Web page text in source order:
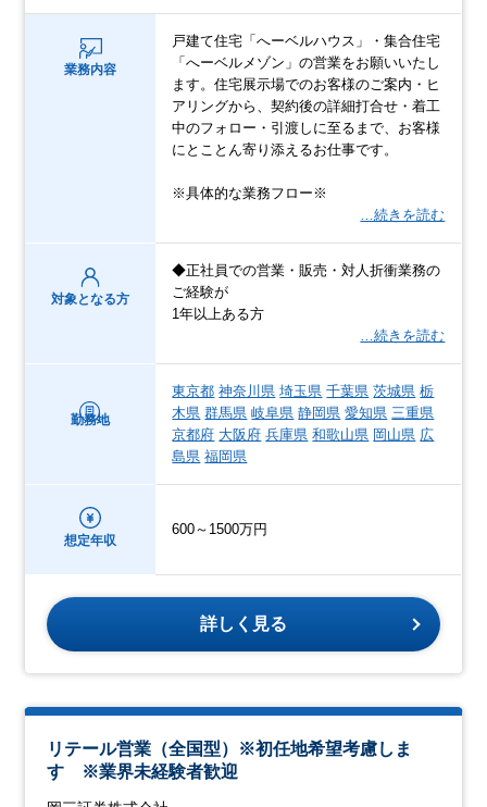
業務内容
戸建て住宅「へーベルハウス」・集合住宅
「へーベルメゾン」の営業をお願いいたし
ます。住宅展示場でのお客様のご案内・ヒ
アリングから、契約後の詳細打合せ・着工
中のフォロー・引渡しに至るまで、お客様
にとことん寄り添えるお仕事です。
※具体的な業務フロー※
…続きを読む
対象となる方
◆正社員での営業・販売・対人折衝業務の
ご経験が
1年以上ある方
…続きを読む
勤務地
東京都 神奈川県 埼玉県 千葉県 茨城県 栃
木県 群馬県 岐阜県 静岡県 愛知県 三重県
京都府 大阪府 兵庫県 和歌山県 岡山県 広
島県 福岡県
想定年収
600～1500万円
詳しく見る
リテール営業（全国型）※初任地希望考慮しま
す ※業界未経験者歓迎